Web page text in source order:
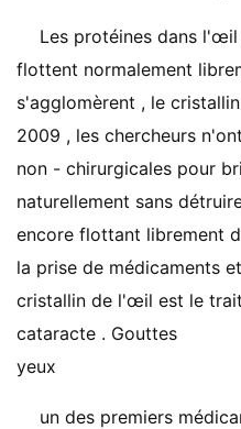
Les protéines dans
flottent normalement
s'agglomèrent , le
2009 , les chercheurs
non - chirurgicales pour
naturellement sans
encore flottant librement
la prise de médicaments
cristallin de l'œil est le
cataracte . Gouttes
yeux
un des premiers